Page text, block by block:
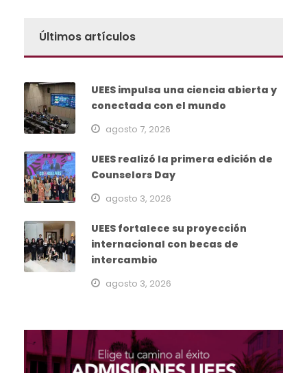
Últimos artículos
UEES impulsa una ciencia abierta y
conectada con el mundo
agosto 7, 2026
UEES realizó la primera edición de
Counselors Day
agosto 3, 2026
UEES fortalece su proyección
internacional con becas de
intercambio
agosto 3, 2026